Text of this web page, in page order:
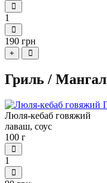
1
190 грн
+
Гриль / Мангал
Люля-кебаб говяжий
лаваш, соус
100 г
1